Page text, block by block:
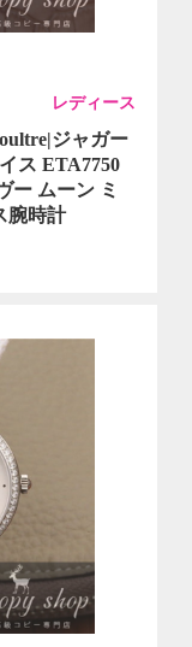
レディース
ジャガー
ス ETA7750
ー ムーン ミ
腕時計